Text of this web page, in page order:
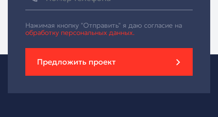
Нажимая кнопку "Отправить" я даю согласие на
обработку персональных данных.
Предложить проект